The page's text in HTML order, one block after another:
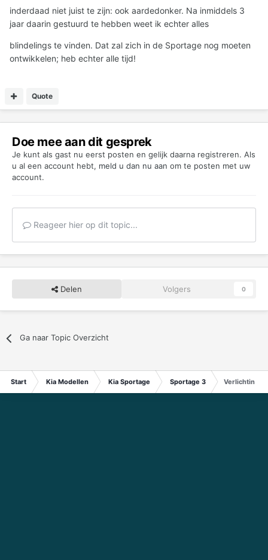
inderdaad niet juist te zijn: ook aardedonker. Na inmiddels 3
jaar daarin gestuurd te hebben weet ik echter alles
blindelings te vinden. Dat zal zich in de Sportage nog moeten
ontwikkelen; heb echter alle tijd!
Quote
Doe mee aan dit gesprek
Je kunt als gast nu eerst posten en gelijk daarna registreren. Als
u al een account hebt, meld u dan nu aan om te posten met uw
account.
Reageer hier op dit topic...
Delen Volgers 0
Ga naar Topic Overzicht
Start Kia Modellen Kia Sportage Sportage 3 Verlichting